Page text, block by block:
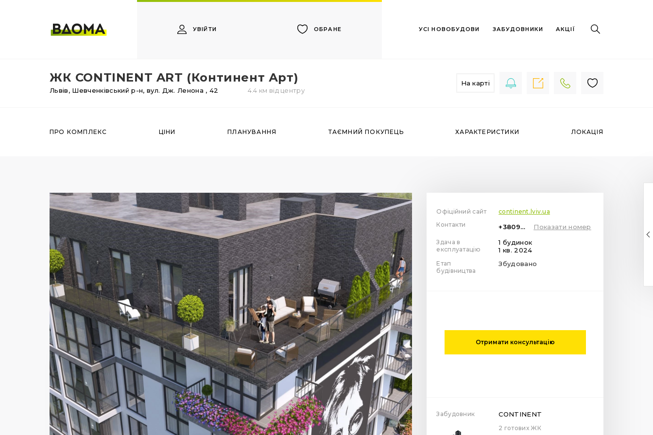
УВІЙТИ ОБРАНЕ УСІ НОВОБУДОВИ ЗАБУДОВНИКИ АКЦІЇ
ЖК CONTINENT ART (Континент Арт)
Львів, Шевченківський р-н, вул. Дж. Ленона , 42 4.4 км від центру
На карті
ПРО КОМПЛЕКС ЦІНИ ПЛАНУВАННЯ ТАЄМНИЙ ПОКУПЕЦЬ ХАРАКТЕРИСТИКИ ЛОКАЦІЯ
Офіційний сайт
continent.lviv.ua
Контакти
+380984545777 Показати номер
Здача в
експлуатацію
1 будинок
1 кв. 2024
Етап
будівництва
Збудовано
Отримати консультацію
Забудовник CONTINENT
2 готових ЖК